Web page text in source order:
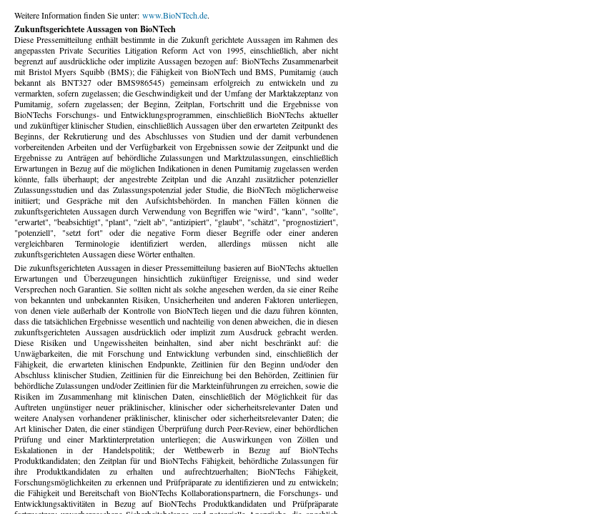
Weitere Information finden Sie unter: www.BioNTech.de.
Zukunftsgerichtete Aussagen von BioNTech
Diese Pressemitteilung enthält bestimmte in die Zukunft gerichtete Aussagen im Rahmen des
angepassten Private Securities Litigation Reform Act von 1995, einschließlich, aber nicht
begrenzt auf ausdrückliche oder implizite Aussagen bezogen auf: BioNTechs Zusammenarbeit
mit Bristol Myers Squibb (BMS); die Fähigkeit von BioNTech und BMS, Pumitamig (auch
bekannt als BNT327 oder BMS986545) gemeinsam erfolgreich zu entwickeln und zu
vermarkten, sofern zugelassen; die Geschwindigkeit und der Umfang der Marktakzeptanz von
Pumitamig, sofern zugelassen; der Beginn, Zeitplan, Fortschritt und die Ergebnisse von
BioNTechs Forschungs- und Entwicklungsprogrammen, einschließlich BioNTechs aktueller
und zukünftiger klinischer Studien, einschließlich Aussagen über den erwarteten Zeitpunkt des
Beginns, der Rekrutierung und des Abschlusses von Studien und der damit verbundenen
vorbereitenden Arbeiten und der Verfügbarkeit von Ergebnissen sowie der Zeitpunkt und die
Ergebnisse zu Anträgen auf behördliche Zulassungen und Marktzulassungen, einschließlich
Erwartungen in Bezug auf die möglichen Indikationen in denen Pumitamig zugelassen werden
könnte, falls überhaupt; der angestrebte Zeitplan und die Anzahl zusätzlicher potenzieller
Zulassungsstudien und das Zulassungspotenzial jeder Studie, die BioNTech möglicherweise
initiiert; und Gespräche mit den Aufsichtsbehörden. In manchen Fällen können die
zukunftsgerichteten Aussagen durch Verwendung von Begriffen wie "wird", "kann", "sollte",
"erwartet", "beabsichtigt", "plant", "zielt ab", "antizipiert", "glaubt", "schätzt", "prognostiziert",
"potenziell", "setzt fort" oder die negative Form dieser Begriffe oder einer anderen
vergleichbaren Terminologie identifiziert werden, allerdings müssen nicht alle
zukunftsgerichteten Aussagen diese Wörter enthalten.
Die zukunftsgerichteten Aussagen in dieser Pressemitteilung basieren auf BioNTechs aktuellen
Erwartungen und Überzeugungen hinsichtlich zukünftiger Ereignisse, und sind weder
Versprechen noch Garantien. Sie sollten nicht als solche angesehen werden, da sie einer Reihe
von bekannten und unbekannten Risiken, Unsicherheiten und anderen Faktoren unterliegen,
von denen viele außerhalb der Kontrolle von BioNTech liegen und die dazu führen könnten,
dass die tatsächlichen Ergebnisse wesentlich und nachteilig von denen abweichen, die in diesen
zukunftsgerichteten Aussagen ausdrücklich oder implizit zum Ausdruck gebracht werden.
Diese Risiken und Ungewissheiten beinhalten, sind aber nicht beschränkt auf: die
Unwägbarkeiten, die mit Forschung und Entwicklung verbunden sind, einschließlich der
Fähigkeit, die erwarteten klinischen Endpunkte, Zeitlinien für den Beginn und/oder den
Abschluss klinischer Studien, Zeitlinien für die Einreichung bei den Behörden, Zeitlinien für
behördliche Zulassungen und/oder Zeitlinien für die Markteinführungen zu erreichen, sowie die
Risiken im Zusammenhang mit klinischen Daten, einschließlich der Möglichkeit für das
Auftreten ungünstiger neuer präklinischer, klinischer oder sicherheitsrelevanter Daten und
weitere Analysen vorhandener präklinischer, klinischer oder sicherheitsrelevanter Daten; die
Art klinischer Daten, die einer ständigen Überprüfung durch Peer-Review, einer behördlichen
Prüfung und einer Marktinterpretation unterliegen; die Auswirkungen von Zöllen und
Eskalationen in der Handelspolitik; der Wettbewerb in Bezug auf BioNTechs
Produktkandidaten; den Zeitplan für und BioNTechs Fähigkeit, behördliche Zulassungen für
ihre Produktkandidaten zu erhalten und aufrechtzuerhalten; BioNTechs Fähigkeit,
Forschungsmöglichkeiten zu erkennen und Prüfpräparate zu identifizieren und zu entwickeln;
die Fähigkeit und Bereitschaft von BioNTechs Kollaborationspartnern, die Forschungs- und
Entwicklungsaktivitäten in Bezug auf BioNTechs Produktkandidaten und Prüfpräparate